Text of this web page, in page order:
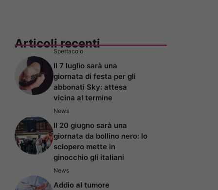
Articoli recenti
Spettacolo
Il 7 luglio sarà una
giornata di festa per gli
abbonati Sky: attesa
vicina al termine
News
Il 20 giugno sarà una
giornata da bollino nero: lo
sciopero mette in
ginocchio gli italiani
News
Addio al tumore